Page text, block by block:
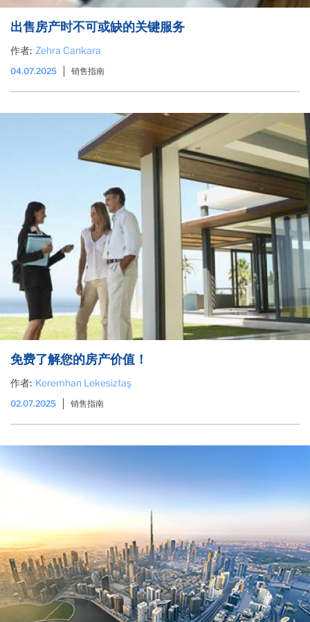
出售房产时不可或缺的关键服务
作者: Zehra Cankara
04.07.2025 销售指南
免费了解您的房产价值！
作者: Keremhan Lekesiztaş
02.07.2025 销售指南